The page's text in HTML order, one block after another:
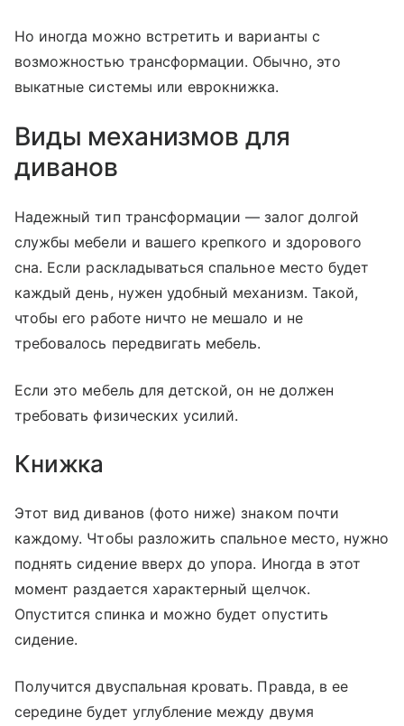
Но иногда можно встретить и варианты с
возможностью трансформации. Обычно, это
выкатные системы или еврокнижка.
Виды механизмов для
диванов
Надежный тип трансформации — залог долгой
службы мебели и вашего крепкого и здорового
сна. Если раскладываться спальное место будет
каждый день, нужен удобный механизм. Такой,
чтобы его работе ничто не мешало и не
требовалось передвигать мебель.
Если это мебель для детской, он не должен
требовать физических усилий.
Книжка
Этот вид диванов (фото ниже) знаком почти
каждому. Чтобы разложить спальное место, нужно
поднять сидение вверх до упора. Иногда в этот
момент раздается характерный щелчок.
Опустится спинка и можно будет опустить
сидение.
Получится двуспальная кровать. Правда, в ее
середине будет углубление между двумя